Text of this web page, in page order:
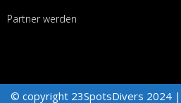
Partner werden
© copyright 23SpotsDivers 2024